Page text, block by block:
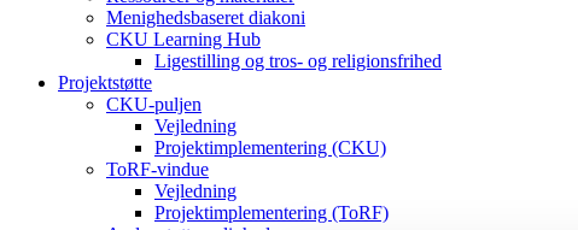
Menighedsbaseret diakoni
CKU Learning Hub
Ligestilling og tros- og religionsfrihed
Projektstøtte
CKU-puljen
Vejledning
Projektimplementering (CKU)
ToRF-vindue
Vejledning
Projektimplementering (ToRF)